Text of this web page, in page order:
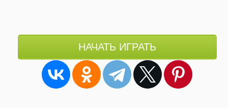
НАЧАТЬ ИГРАТЬ